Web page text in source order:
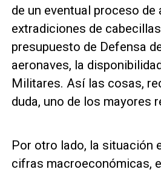
de un eventual proceso
extradiciones de
presupuesto de Defensa
aeronaves, la
Militares. Así las cosas,
duda, uno de los mayores
Por otro lado, la situación
cifras macroeconómicas,